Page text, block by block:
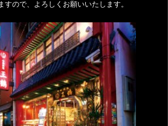
ので、よろしくお願いいたします。